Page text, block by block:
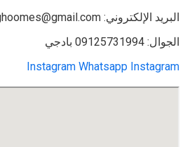
البريد الإلكتروني: Rahavaran.ghoomes@gmail.com
الجوال: 09125731994 بادجي
Instagram Whatsapp Instagram